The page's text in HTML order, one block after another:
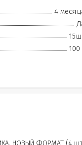
4
100